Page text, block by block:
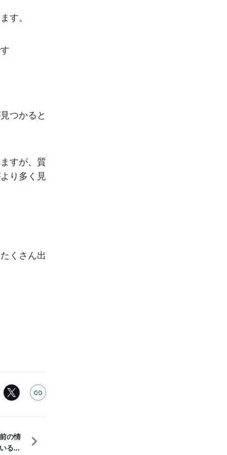
す。
つかると
すが、質
り多く見
くさん出
の情
る...